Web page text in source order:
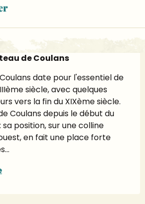
de Coulans
date pour l'essentiel de
siècle, avec quelques
vers la fin du XIXème siècle.
Coulans depuis le début du
sa position, sur une colline
en fait une place forte